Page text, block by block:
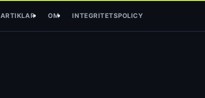
ARTIKLAR OM INTEGRITETSPOLICY